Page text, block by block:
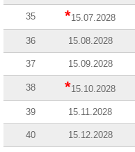
35 *15.07.2028
36 15.08.2028
37 15.09.2028
38 *15.10.2028
39 15.11.2028
40 15.12.2028